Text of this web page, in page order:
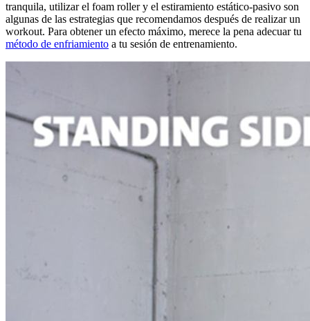
tranquila, utilizar el foam roller y el estiramiento estático-pasivo son
algunas de las estrategias que recomendamos después de realizar un
workout. Para obtener un efecto máximo, merece la pena adecuar tu
método de enfriamiento a tu sesión de entrenamiento.